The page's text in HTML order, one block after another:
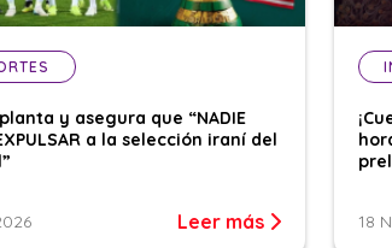
y asegura que “NADIE
a la selección iraní del
Leer más 18